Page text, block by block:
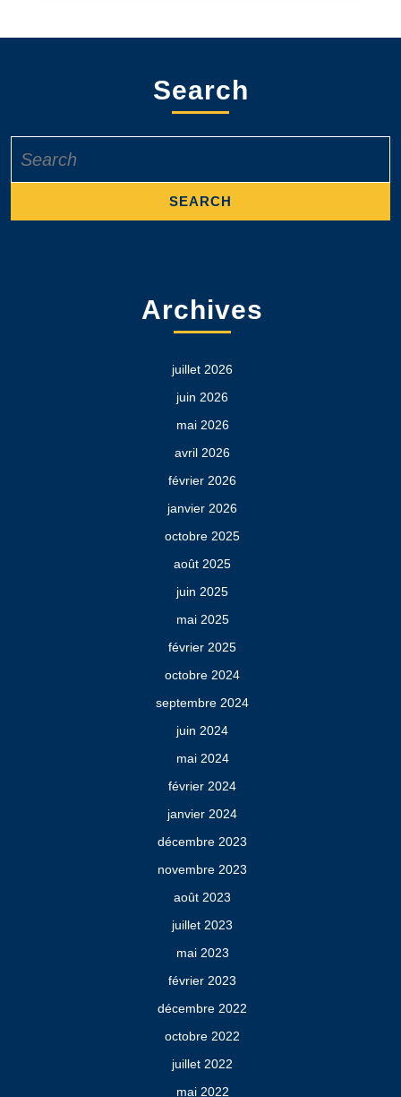
Search
for:
Archives
juillet 2026
juin 2026
mai 2026
avril 2026
février 2026
janvier 2026
octobre 2025
août 2025
juin 2025
mai 2025
février 2025
octobre 2024
septembre 2024
juin 2024
mai 2024
février 2024
janvier 2024
décembre 2023
novembre 2023
août 2023
juillet 2023
mai 2023
février 2023
décembre 2022
octobre 2022
juillet 2022
mai 2022